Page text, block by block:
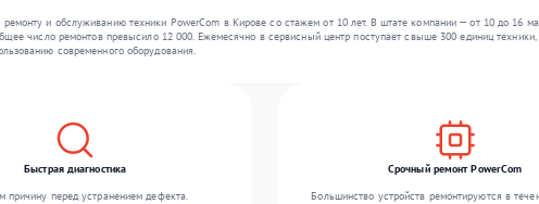
и обслуживанию техники PowerCom в Кирове со стажем от 10 лет. В штате компании — от 10 до 16
число ремонтов превысило 12 000. Ежемесячно в сервисный центр поступает свыше 300 единиц
современного оборудования.
Быстрая диагностика
причину перед устранением дефекта.
Срочный ремонт PowerCom
Большинство устройств ремонтируются в